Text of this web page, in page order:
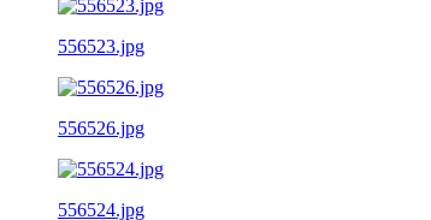
556523.jpg
556526.jpg
556524.jpg